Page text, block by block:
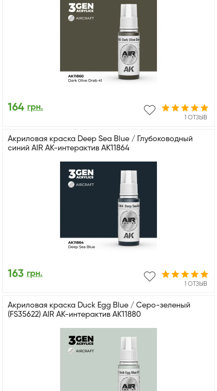
1 ОТЗЫВ
164 грн.
Акриловая краска Deep Sea Blue / Глубоководный
синий AIR АК-интерактив AK11864
1 ОТЗЫВ
163 грн.
Акриловая краска Duck Egg Blue / Серо-зеленый
(FS35622) AIR АК-интерактив AK11880